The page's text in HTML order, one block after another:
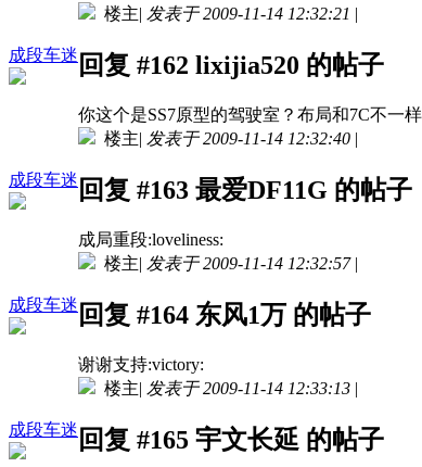
成段车迷
楼主| 发表于 2009-11-14 12:32:21 |
回复 #162 lixijia520 的帖子
你这个是SS7原型的驾驶室？布局和7C不一
成段车迷
楼主| 发表于 2009-11-14 12:32:40 |
回复 #163 最爱DF11G 的帖子
成局重段:loveliness:
成段车迷
楼主| 发表于 2009-11-14 12:32:57 |
回复 #164 东风1万 的帖子
谢谢支持:victory:
成段车迷
楼主| 发表于 2009-11-14 12:33:13 |
回复 #165 宇文长延 的帖子